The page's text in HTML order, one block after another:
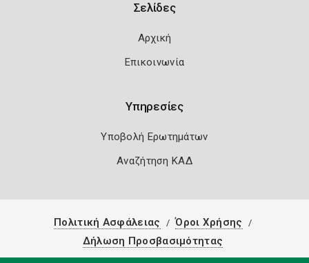
Σελίδες
Αρχική
Επικοινωνία
Υπηρεσίες
Υποβολή Ερωτημάτων
Αναζήτηση ΚΑΔ
Πολιτική Ασφάλειας
Όροι Χρήσης
Δήλωση Προσβασιμότητας